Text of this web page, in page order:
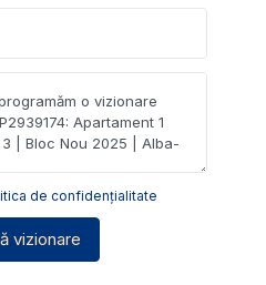
de confidențialitate
vizionare